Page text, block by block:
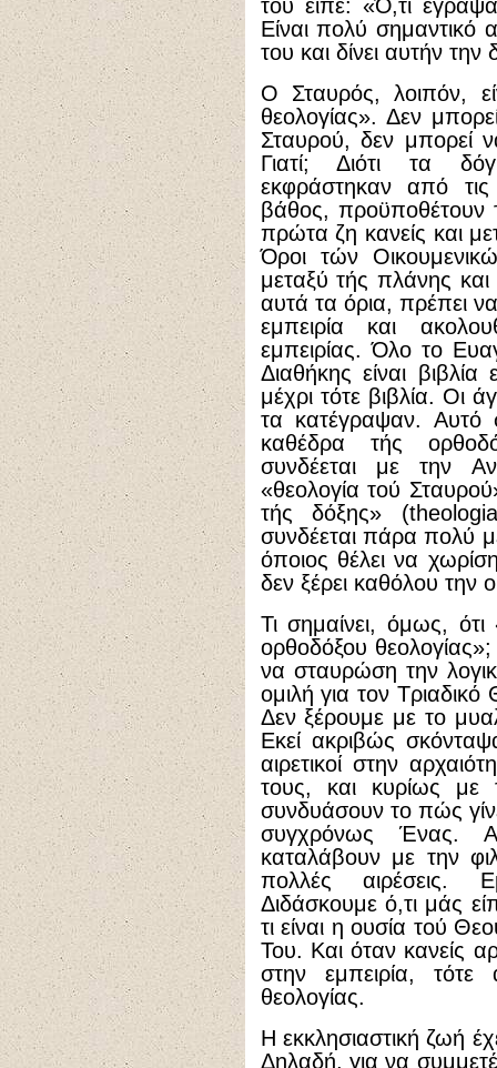
τού είπε: «Ό,τι
Είναι πολύ σημαντικό
του και δίνει αυτήν
Ο Σταυρός, λοιπόν,
θεολογίας». Δεν
Σταυρού, δεν μπορεί
Γιατί; Διότι τα
εκφράστηκαν από τις
βάθος, προϋποθέτουν
πρώτα ζη κανείς και
Όροι τών
μεταξύ τής πλάνης και
αυτά τα όρια, πρέπει
εμπειρία και
εμπειρίας. Όλο το
Διαθήκης είναι
μέχρι τότε βιβλία. Οι
τα κατέγραψαν. Αυτό
καθέδρα τής
συνδέεται με την
«θεολογία τού
τής δόξης»
συνδέεται πάρα πολύ
όποιος θέλει να
δεν ξέρει καθόλου την
Τι σημαίνει, όμως,
ορθοδόξου
να σταυρώση την
ομιλή για τον
Δεν ξέρουμε με το
Εκεί ακριβώς
αιρετικοί στην
τους, και κυρίως με
συνδυάσουν το πώς
συγχρόνως Ένας.
καταλάβουν με την
πολλές αιρέσεις.
Διδάσκουμε ό,τι μάς
τι είναι η ουσία τού
Του. Και όταν κανείς
στην εμπειρία,
θεολογίας.
Η εκκλησιαστική ζωή
Δηλαδή, για να